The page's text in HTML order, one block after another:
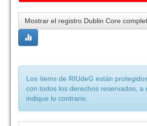
Mostrar el registro Dublin Core
Los ítems de RIUdeG están
con todos los derechos reservados, a
indique lo contrario.